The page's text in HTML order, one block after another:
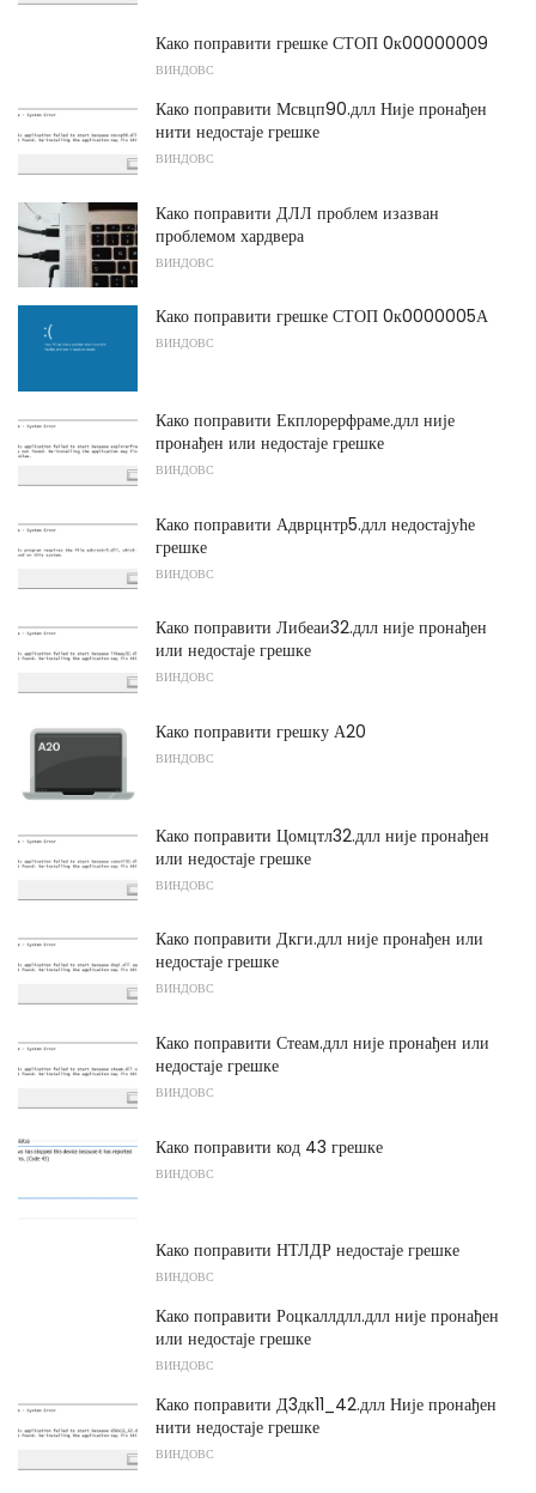
Како поправити грешке СТОП 0к00000009
ВИНДОВС
Како поправити Мсвцп90.длл Није пронађен
нити недостаје грешке
ВИНДОВС
Како поправити ДЛЛ проблем изазван
проблемом хардвера
ВИНДОВС
Како поправити грешке СТОП 0к0000005А
ВИНДОВС
Како поправити Екплорерфраме.длл није
пронађен или недостаје грешке
ВИНДОВС
Како поправити Адврцнтр5.длл недостајуће
грешке
ВИНДОВС
Како поправити Либеаи32.длл није пронађен
или недостаје грешке
ВИНДОВС
Како поправити грешку А20
ВИНДОВС
Како поправити Цомцтл32.длл није пронађен
или недостаје грешке
ВИНДОВС
Како поправити Дкги.длл није пронађен или
недостаје грешке
ВИНДОВС
Како поправити Стеам.длл није пронађен или
недостаје грешке
ВИНДОВС
Како поправити код 43 грешке
ВИНДОВС
Како поправити НТЛДР недостаје грешке
ВИНДОВС
Како поправити Роцкаллдлл.длл није пронађен
или недостаје грешке
ВИНДОВС
Како поправити Д3дк11_42.длл Није пронађен
нити недостаје грешке
ВИНДОВС